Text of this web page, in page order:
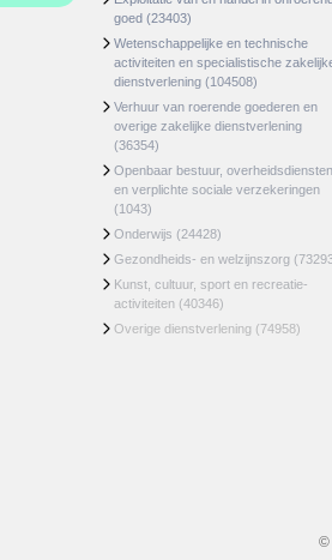
goed (23403)
Wetenschappelijke en technische
activiteiten en specialistische
dienstverlening (104508)
Verhuur van roerende goederen en
overige zakelijke dienstverlening
(36354)
Openbaar bestuur, overheidsdiensten
en verplichte sociale verzekeringen
(1043)
Onderwijs (24428)
Gezondheids- en welzijnszorg
Kunst, cultuur, sport en recreatie-
activiteiten (40346)
Overige dienstverlening (74958)
©